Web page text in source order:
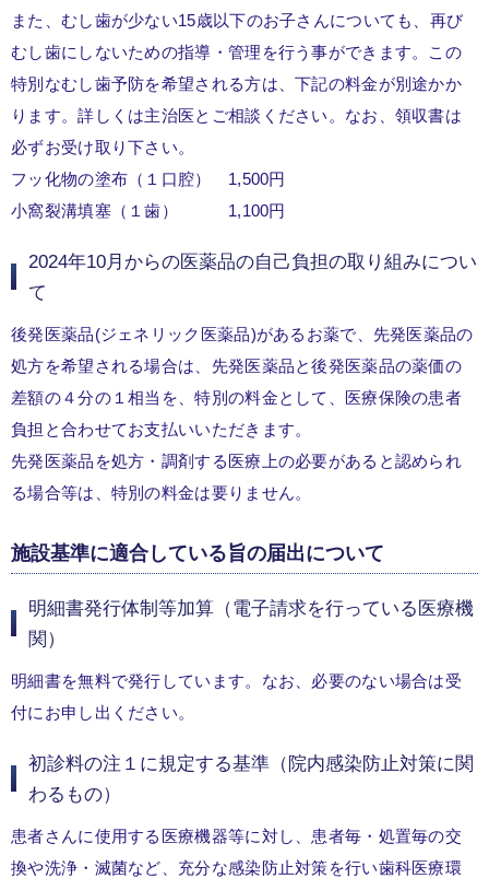
また、むし歯が少ない15歳以下のお子さんについても、再び
むし歯にしないための指導・管理を行う事ができます。この
特別なむし歯予防を希望される方は、下記の料金が別途かか
ります。詳しくは主治医とご相談ください。なお、領収書は
必ずお受け取り下さい。
フッ化物の塗布（１口腔） 1,500円
小窩裂溝填塞（１歯） 1,100円
2024年10月からの医薬品の自己負担の取り組みについ
て
後発医薬品(ジェネリック医薬品)があるお薬で、先発医薬品の
処方を希望される場合は、先発医薬品と後発医薬品の薬価の
差額の４分の１相当を、特別の料金として、医療保険の患者
負担と合わせてお支払いいただきます。
先発医薬品を処方・調剤する医療上の必要があると認められ
る場合等は、特別の料金は要りません。
施設基準に適合している旨の届出について
明細書発行体制等加算（電子請求を行っている医療機
関）
明細書を無料で発行しています。なお、必要のない場合は受
付にお申し出ください。
初診料の注１に規定する基準（院内感染防止対策に関
わるもの）
患者さんに使用する医療機器等に対し、患者毎・処置毎の交
換や洗浄・滅菌など、充分な感染防止対策を行い歯科医療環